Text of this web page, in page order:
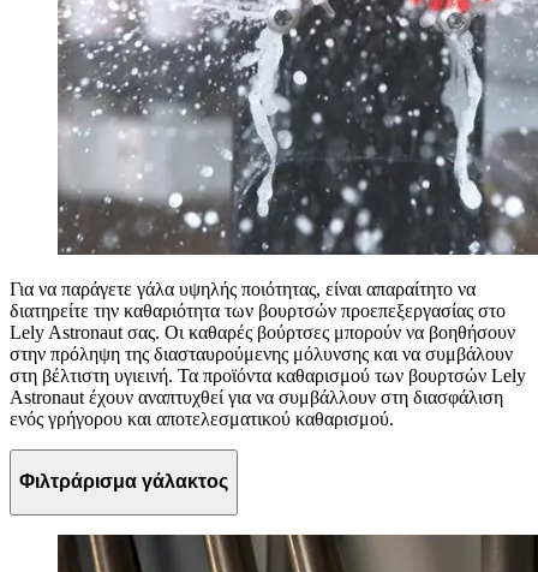
Για να παράγετε γάλα υψηλής ποιότητας, είναι απαραίτητο να
διατηρείτε την καθαριότητα των βουρτσών προεπεξεργασίας στο
Lely Astronaut σας. Οι καθαρές βούρτσες μπορούν να βοηθήσουν
στην πρόληψη της διασταυρούμενης μόλυνσης και να συμβάλουν
στη βέλτιστη υγιεινή. Τα προϊόντα καθαρισμού των βουρτσών Lely
Astronaut έχουν αναπτυχθεί για να συμβάλλουν στη διασφάλιση
ενός γρήγορου και αποτελεσματικού καθαρισμού.
Φιλτράρισμα γάλακτος